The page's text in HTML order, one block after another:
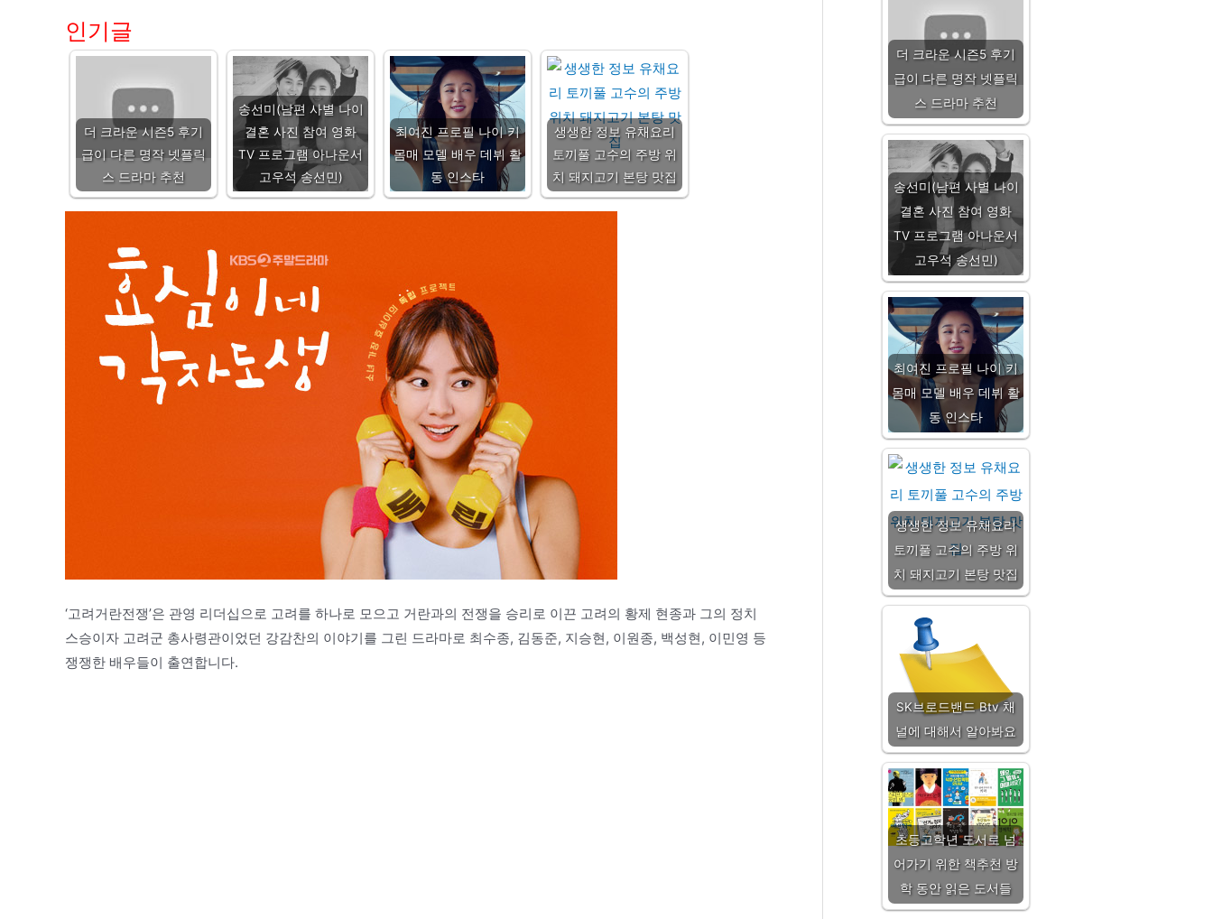
인기글
더 크라운 시즌5 후기
급이 다른 명작 넷플릭
스 드라마 추천
송선미(남편 사별 나이
결혼 사진 참여 영화
TV 프로그램 아나운서
고우석 송선민)
최여진 프로필 나이 키
몸매 모델 배우 데뷔 활
동 인스타
생생한 정보 유채요리
토끼풀 고수의 주방 위
치 돼지고기 본탕 맛집
‘고려거란전쟁’은 관영 리더십으로 고려를 하나로 모으고 거란과의 전쟁을 승리로 이끈 고려의 황제 현종과 그의 정치
스승이자 고려군 총사령관이었던 강감찬의 이야기를 그린 드라마로 최수종, 김동준, 지승현, 이원종, 백성현, 이민영 등
쟁쟁한 배우들이 출연합니다.
더 크라운 시즌5 후기
급이 다른 명작 넷플릭
스 드라마 추천
송선미(남편 사별 나이
결혼 사진 참여 영화
TV 프로그램 아나운서
고우석 송선민)
최여진 프로필 나이 키
몸매 모델 배우 데뷔 활
동 인스타
생생한 정보 유채요리
토끼풀 고수의 주방 위
치 돼지고기 본탕 맛집
SK브로드밴드 Btv 채
널에 대해서 알아봐요
초등고학년 도서로 넘
어가기 위한 책추천 방
학 동안 읽은 도서들